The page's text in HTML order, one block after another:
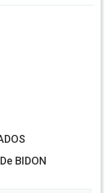
BIDON